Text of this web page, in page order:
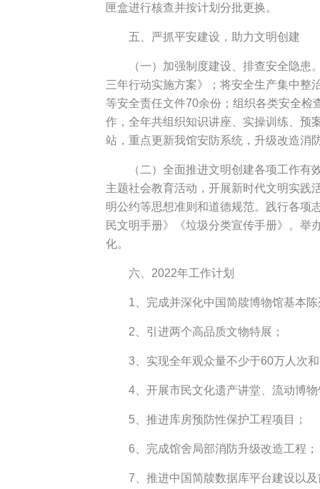
匣盒进行核查并按计划分批更换。
五、严抓平安建设，助力文明创建
（一）加强制度建设、排查安全隐
三年行动实施方案》；将安全生产集中整
等安全责任文件70余份；组织各类安全
作，全年共组织知识讲座、实操训练、预
站，重点更新我馆安防系统，升级改造消
（二）全面推进文明创建各项工作
主题社会教育活动，开展新时代文明实践
明公约等思想准则和道德规范。践行各项
民文明手册》《垃圾分类宣传手册》。举
化。
六、2022年工作计划
1、完成并深化中国简牍博物馆基本
2、引进两个高品质文物特展；
3、实现全年观众量不少于60万人次
4、开展市民文化遗产讲堂、流动博
5、推进库房预防性保护工程项目；
6、完成馆舍局部消防升级改造工程；
7、推进中国简牍数据库平台建设以